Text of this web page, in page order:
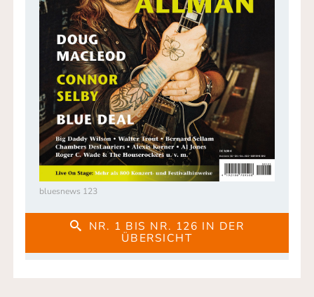
bluesnews 123
NR. 1 BIS NR. 126 IN DER
ÜBERSICHT